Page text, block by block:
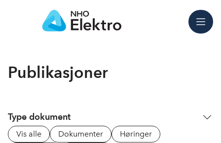
Meny
Publikasjoner
Type dokument
Vis alle Dokumenter
Høringer